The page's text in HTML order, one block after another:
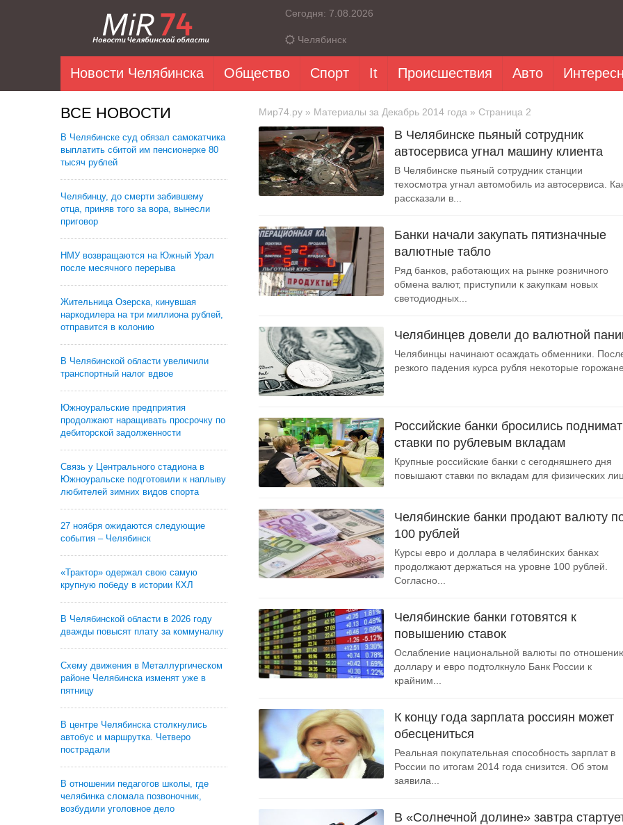
Сегодня: 7.08.2026
Челябинск
Новости Челябинска Общество Спорт It Происшествия Авто
ВСЕ НОВОСТИ
В Челябинске суд обязал самокатчика
выплатить сбитой им пенсионерке 80
тысяч рублей
Челябинцу, до смерти забившему
отца, приняв того за вора, вынесли
приговор
НМУ возвращаются на Южный Урал
после месячного перерыва
Жительница Озерска, кинувшая
наркодилера на три миллиона рублей,
отправится в колонию
В Челябинской области увеличили
транспортный налог вдвое
Южноуральские предприятия
продолжают наращивать просрочку по
дебиторской задолженности
Связь у Центрального стадиона в
Южноуральске подготовили к наплыву
любителей зимних видов спорта
27 ноября ожидаются следующие
события – Челябинск
«Трактор» одержал свою самую
крупную победу в истории КХЛ
В Челябинской области в 2026 году
дважды повысят плату за коммуналку
Схему движения в Металлургическом
районе Челябинска изменят уже в
пятницу
В центре Челябинска столкнулись
автобус и маршрутка. Четверо
пострадали
В отношении педагогов школы, где
челябинка сломала позвоночник,
возбудили уголовное дело
Мир74.ру » Материалы за Декабрь 2014 года » Страница 2
В Челябинске пьяный сотрудник
автосервиса угнал машину клиента
В Челябинске пьяный сотрудник станции
техосмотра угнал автомобиль из автосервиса.
рассказали в...
Банки начали закупать пятизначные
валютные табло
Ряд банков, работающих на рынке розничного
обмена валют, приступили к закупкам новых
светодиодных...
Челябинцев довели до валютной
Челябинцы начинают осаждать обменники.
резкого падения курса рубля некоторые
Российские банки бросились
ставки по рублевым вкладам
Крупные российские банки с сегодняшнего дня
повышают ставки по вкладам для физических
Челябинские банки продают валюту
100 рублей
Курсы евро и доллара в челябинских банках
продолжают держаться на уровне 100 рублей.
Согласно...
Челябинские банки готовятся к
повышению ставок
Ослабление национальной валюты по
доллару и евро подтолкнуло Банк России к
крайним...
К концу года зарплата россиян может
обесцениться
Реальная покупательная способность зарплат в
России по итогам 2014 года снизится. Об этом
заявила...
В «Солнечной долине» завтра